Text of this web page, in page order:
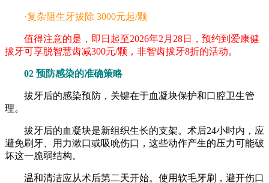
·复杂阻生牙拔除 3000元起/颗
值得注意的是，即日起至2026年2月28日，预约到爱康健
拔牙可享脱智慧齿减300元/颗，非智齿拔牙8折的活动。
02 预防感染的准确策略
拔牙后的感染预防，关键在于血凝块保护和口腔卫生管
理。
拔牙后的血凝块是新组织生长的支架。术后24小时内，应
避免刷牙、用力漱口或吸吮伤口，这些动作产生的压力可能破
坏这一脆弱结构。
温和清洁应从术后第二天开始。使用软毛牙刷，避开伤口